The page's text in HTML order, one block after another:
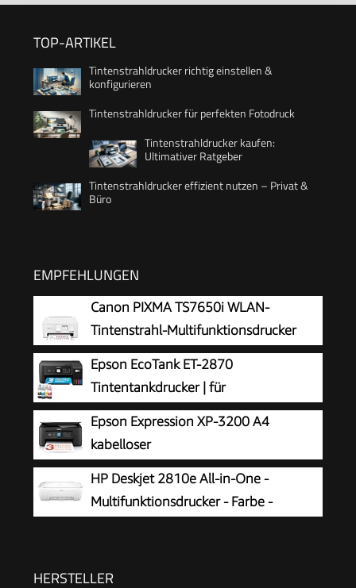
TOP-ARTIKEL
Tintenstrahldrucker richtig einstellen &
konfigurieren
Tintenstrahldrucker für perfekten Fotodruck
Tintenstrahldrucker kaufen:
Ultimativer Ratgeber
Tintenstrahldrucker effizient nutzen – Privat &
Büro
EMPFEHLUNGEN
Canon PIXMA TS7650i WLAN-
Tintenstrahl-Multifunktionsdrucker
Epson EcoTank ET-2870
Tintentankdrucker | für
vielbeschäftigte Haushalte | WLAN | A4
| Drucken, Kopieren, Scannen | 3.7 cm LCD-
Display | inkl. Tinte für bis zu 3 Jahre
Epson Expression XP-3200 A4
kabelloser
Multifunktionstintenstrahldrucker
HP Deskjet 2810e All-in-One -
Multifunktionsdrucker - Farbe -
(Drucken) - 60 Blatt - USB 2.0, Bluetooth, Wi-
HERSTELLER